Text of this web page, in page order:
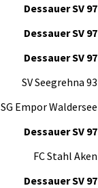
Dessauer SV 97
Dessauer SV 97
Dessauer SV 97
SV Seegrehna 93
SG Empor Waldersee
Dessauer SV 97
FC Stahl Aken
Dessauer SV 97